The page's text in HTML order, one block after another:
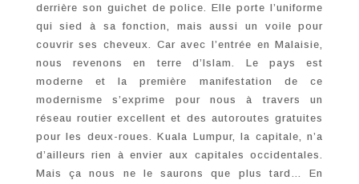
derrière son guichet de police. Elle porte l’uniforme
qui sied à sa fonction, mais aussi un voile pour
couvrir ses cheveux. Car avec l’entrée en Malaisie,
nous revenons en terre d’Islam. Le pays est
moderne et la première manifestation de ce
modernisme s’exprime pour nous à travers un
réseau routier excellent et des autoroutes gratuites
pour les deux-roues. Kuala Lumpur, la capitale, n’a
d’ailleurs rien à envier aux capitales occidentales.
Mais ça nous ne le saurons que plus tard… En